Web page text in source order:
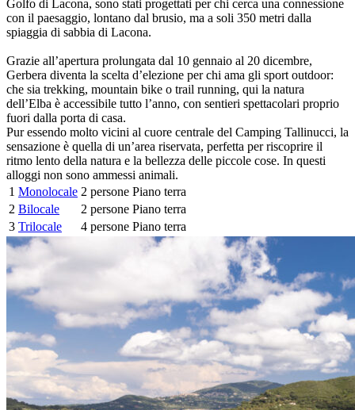
Golfo di Lacona, sono stati progettati per chi cerca una connessione
con il paesaggio, lontano dal brusio, ma a soli 350 metri dalla
spiaggia di sabbia di Lacona.
Grazie all’apertura prolungata dal 10 gennaio al 20 dicembre,
Gerbera diventa la scelta d’elezione per chi ama gli sport outdoor:
che sia trekking, mountain bike o trail running, qui la natura
dell’Elba è accessibile tutto l’anno, con sentieri spettacolari proprio
fuori dalla porta di casa.
Pur essendo molto vicini al cuore centrale del Camping Tallinucci, la
sensazione è quella di un’area riservata, perfetta per riscoprire il
ritmo lento della natura e la bellezza delle piccole cose. In questi
alloggi non sono ammessi animali.
1 Monolocale 2 persone Piano terra
2 Bilocale 2 persone Piano terra
3 Trilocale 4 persone Piano terra